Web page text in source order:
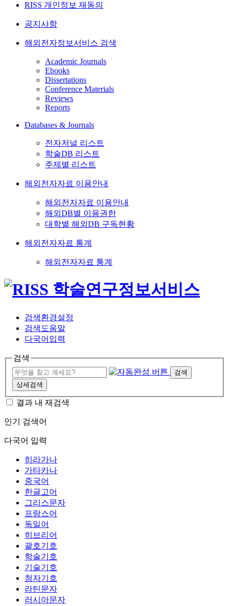
RISS 개인정보 재동의
공지사항
해외전자정보서비스 검색
Academic Journals
Ebooks
Dissertations
Conference Materials
Reviews
Reports
Databases & Journals
전자저널 리스트
학술DB 리스트
주제별 리스트
해외전자자료 이용안내
해외전자자료 이용안내
해외DB별 이용권한
대학별 해외DB 구독현황
해외전자자료 통계
해외전자자료 통계
검색환경설정
검색도움말
다국어입력
검색
검색
상세검색
결과 내 재검색
인기 검색어
다국어 입력
히라가나
가타카나
중국어
한글고어
그리스문자
프랑스어
독일어
히브리어
괄호기호
학술기호
기술기호
첨자기호
라틴문자
러시아문자